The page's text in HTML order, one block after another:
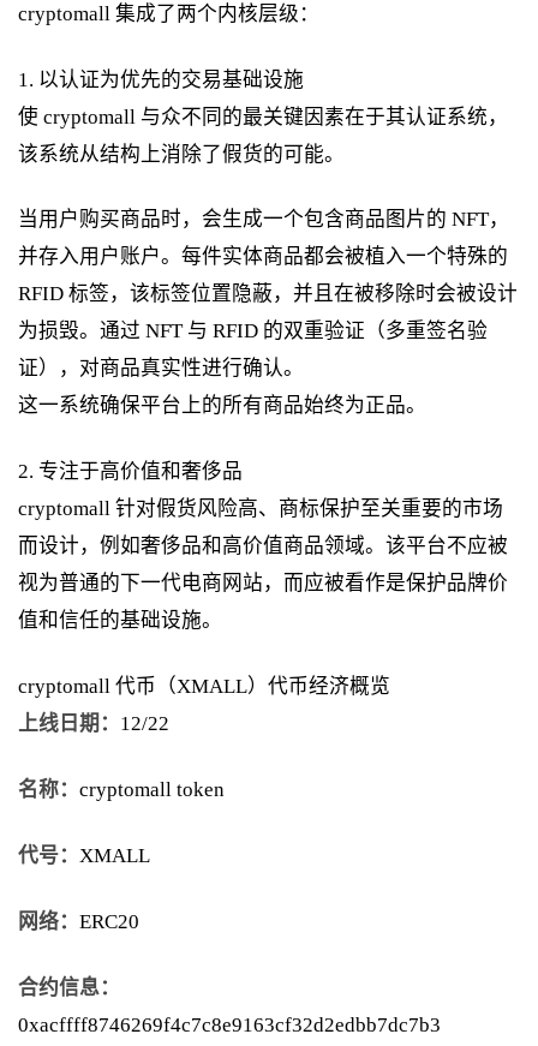
cryptomall 集成了两个内核层级：
1. 以认证为优先的交易基础设施
使 cryptomall 与众不同的最关键因素在于其认证系统，
该系统从结构上消除了假货的可能。
当用户购买商品时，会生成一个包含商品图片的 NFT，
并存入用户账户。每件实体商品都会被植入一个特殊的
RFID 标签，该标签位置隐蔽，并且在被移除时会被设计
为损毁。通过 NFT 与 RFID 的双重验证（多重签名验
证），对商品真实性进行确认。
这一系统确保平台上的所有商品始终为正品。
2. 专注于高价值和奢侈品
cryptomall 针对假货风险高、商标保护至关重要的市场
而设计，例如奢侈品和高价值商品领域。该平台不应被
视为普通的下一代电商网站，而应被看作是保护品牌价
值和信任的基础设施。
cryptomall 代币（XMALL）代币经济概览
上线日期： 12/22
名称： cryptomall token
代号： XMALL
网络： ERC20
合约信息：
0xacffff8746269f4c7c8e9163cf32d2edbb7dc7b3